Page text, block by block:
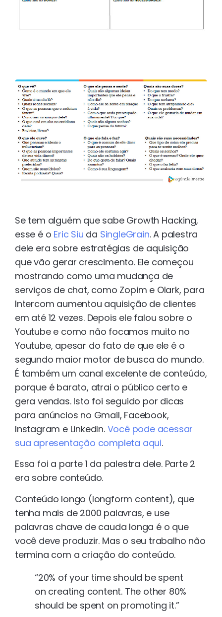
Se tem alguém que sabe Growth Hacking,
esse é o Eric Siu da SingleGrain. A palestra
dele era sobre estratégias de aquisição
que vão gerar crescimento. Ele começou
mostrando como uma mudança de
serviços de chat, como Zopim e Olark, para
Intercom aumentou aquisição de clientes
em até 12 vezes. Depois ele falou sobre o
Youtube e como não focamos muito no
Youtube, apesar do fato de que ele é o
segundo maior motor de busca do mundo.
É também um canal excelente de conteúdo,
porque é barato, atrai o público certo e
gera vendas. Isto foi seguido por dicas
para anúncios no Gmail, Facebook,
Instagram e LinkedIn. Você pode acessar
sua apresentação completa aqui.
Essa foi a parte 1 da palestra dele. Parte 2
era sobre conteúdo.
Conteúdo longo (longform content), que
tenha mais de 2000 palavras, e use
palavras chave de cauda longa é o que
você deve produzir. Mas o seu trabalho não
termina com a criação do conteúdo.
“20% of your time should be spent
on creating content. The other 80%
should be spent on promoting it.”